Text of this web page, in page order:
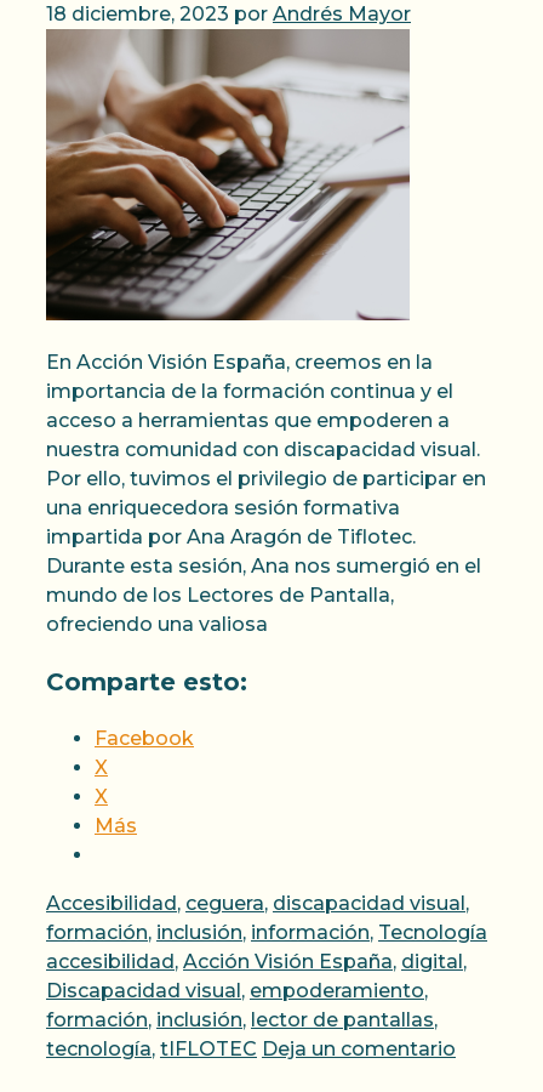
18 diciembre, 2023 por Andrés Mayor
En Acción Visión España, creemos en la
importancia de la formación continua y el
acceso a herramientas que empoderen a
nuestra comunidad con discapacidad visual.
Por ello, tuvimos el privilegio de participar en
una enriquecedora sesión formativa
impartida por Ana Aragón de Tiflotec.
Durante esta sesión, Ana nos sumergió en el
mundo de los Lectores de Pantalla,
ofreciendo una valiosa
Comparte esto:
Facebook
X
X
Más
Categorías
Accesibilidad , ceguera, discapacidad visual ,
formación, inclusión, información, Tecnología
accesibilidad , Acción Visión España, digital ,
Discapacidad visual , empoderamiento,
formación, inclusión, lector de pantallas,
tecnología, tIFLOTEC Deja un comentario